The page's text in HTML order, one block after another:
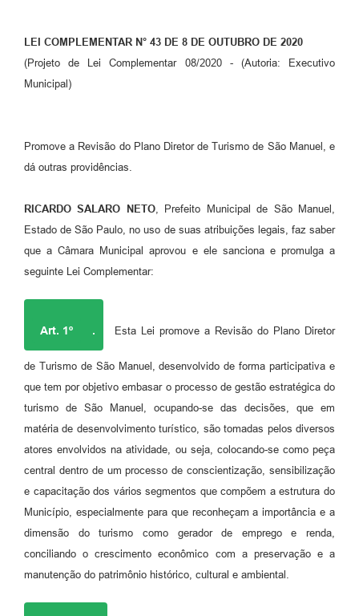
LEI COMPLEMENTAR N° 43 DE 8 DE OUTUBRO DE 2020
(Projeto de Lei Complementar 08/2020 - (Autoria: Executivo
Municipal)
Promove a Revisão do Plano Diretor de Turismo de São Manuel, e
dá outras providências.
RICARDO SALARO NETO, Prefeito Municipal de São Manuel,
Estado de São Paulo, no uso de suas atribuições legais, faz saber
que a Câmara Municipal aprovou e ele sanciona e promulga a
seguinte Lei Complementar:
Art. 1º . Esta Lei promove a Revisão do Plano Diretor
de Turismo de São Manuel, desenvolvido de forma participativa e
que tem por objetivo embasar o processo de gestão estratégica do
turismo de São Manuel, ocupando-se das decisões, que em
matéria de desenvolvimento turístico, são tomadas pelos diversos
atores envolvidos na atividade, ou seja, colocando-se como peça
central dentro de um processo de conscientização, sensibilização
e capacitação dos vários segmentos que compõem a estrutura do
Município, especialmente para que reconheçam a importância e a
dimensão do turismo como gerador de emprego e renda,
conciliando o crescimento econômico com a preservação e a
manutenção do patrimônio histórico, cultural e ambiental.